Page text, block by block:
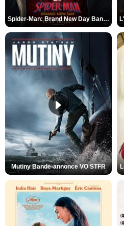
Spider-Man: Brand New Day Bande-annonce VO STFR
Mutiny Bande-annonce VO STFR